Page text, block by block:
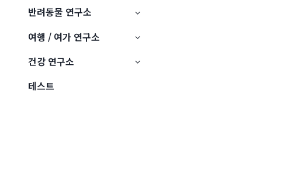
반려동물 연구소
여행 / 여가 연구소
건강 연구소
테스트